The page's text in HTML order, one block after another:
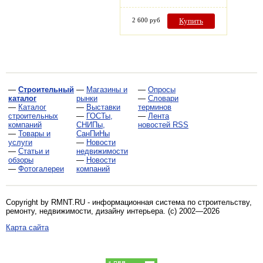
2 600 руб Купить
— Строительный
каталог
— Каталог
строительных
компаний
— Товары и
услуги
— Статьи и
обзоры
— Фотогалереи
— Магазины и
рынки
— Выставки
— ГОСТы,
СНИПы,
СанПиНы
— Новости
недвижимости
— Новости
компаний
— Опросы
— Словари
терминов
— Лента
новостей RSS
Copyright by RMNT.RU - информационная система по строительству,
ремонту, недвижимости, дизайну интерьера. (c) 2002—2026
Карта сайта